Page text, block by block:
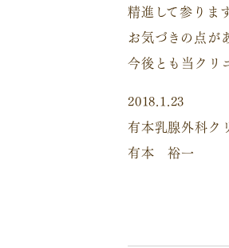
精進して参ります
お気づきの点が
今後とも当クリ
2018.1.23
有本乳腺外科ク
有本 裕一